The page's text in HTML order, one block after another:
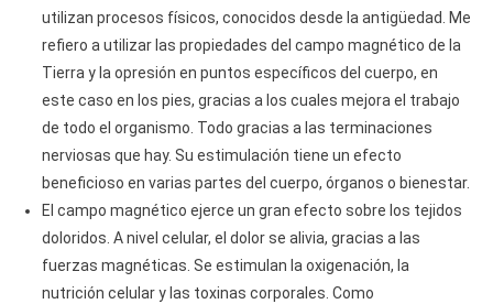
utilizan procesos físicos, conocidos desde la antigüedad. Me
refiero a utilizar las propiedades del campo magnético de la
Tierra y la opresión en puntos específicos del cuerpo, en
este caso en los pies, gracias a los cuales mejora el trabajo
de todo el organismo. Todo gracias a las terminaciones
nerviosas que hay. Su estimulación tiene un efecto
beneficioso en varias partes del cuerpo, órganos o bienestar.
El campo magnético ejerce un gran efecto sobre los tejidos
doloridos. A nivel celular, el dolor se alivia, gracias a las
fuerzas magnéticas. Se estimulan la oxigenación, la
nutrición celular y las toxinas corporales. Como